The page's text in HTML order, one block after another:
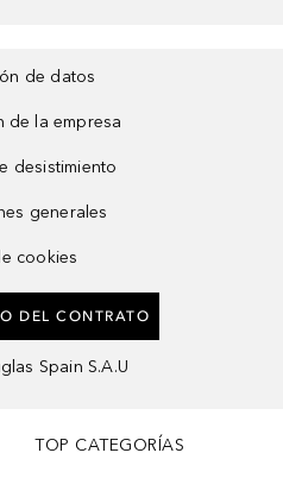
de datos
de la empresa
desistimiento
generales
cookies
DEL CONTRATO
Spain S.A.U
TOP CATEGORÍAS